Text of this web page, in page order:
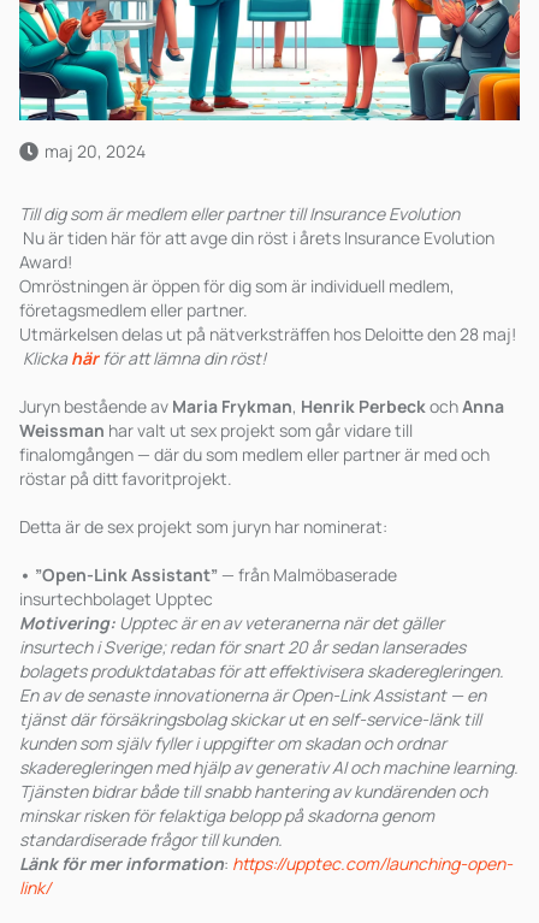
maj 20, 2024
Till dig som är medlem eller partner till Insurance Evolution
Nu är tiden här för att avge din röst i årets Insurance Evolution
Award!
Omröstningen är öppen för dig som är individuell medlem,
företagsmedlem eller partner.
Utmärkelsen delas ut på nätverksträffen hos Deloitte den 28 maj!
Klickahärför att lämna din röst!
Juryn bestående av Maria Frykman, Henrik PerbeckochAnna
Weissman har valt ut sex projekt som går vidare till
finalomgången — där du som medlem eller partner är med och
röstar på ditt favoritprojekt.
Detta är de sex projekt som juryn har nominerat:
• ”Open-Link Assistant” — från Malmöbaserade
insurtechbolaget Upptec
Motivering: Upptec är en av veteranerna när det gäller
insurtech i Sverige; redan för snart 20 år sedan lanserades
bolagets produktdatabas för att effektivisera skaderegleringen.
En av de senaste innovationerna är Open-Link Assistant — en
tjänst där försäkringsbolag skickar ut en self-service-länk till
kunden som själv fyller i uppgifter om skadan och ordnar
skaderegleringen med hjälp av generativ AI och machine learning.
Tjänsten bidrar både till snabb hantering av kundärenden och
minskar risken för felaktiga belopp på skadorna genom
standardiserade frågor till kunden.
Länk för mer information: https://upptec.com/launching-open-
link/